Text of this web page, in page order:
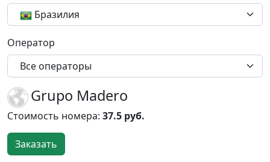
Бразилия
Оператор
Все операторы
Grupo Madero
Стоимость номера: 37.5 руб.
Заказать